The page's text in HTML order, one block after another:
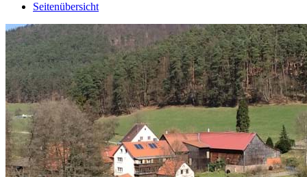
Seitenübersicht